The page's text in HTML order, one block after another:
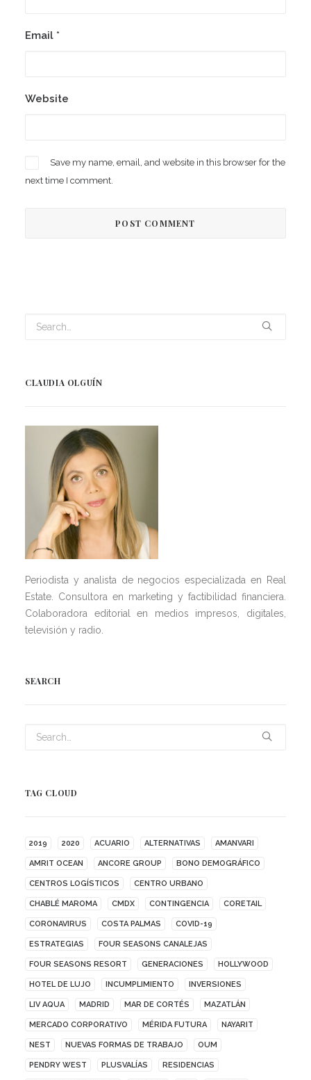
Email *
Website
Save my name, email, and website in this browser for the
next time I comment.
CLAUDIA OLGUÍN
Periodista y analista de negocios especializada en Real
Estate. Consultora en marketing y factibilidad financiera.
Colaboradora editorial en medios impresos, digitales,
televisión y radio.
SEARCH
TAG CLOUD
2019 2020 ACUARIO ALTERNATIVAS AMANVARI
AMRIT OCEAN ANCORE GROUP BONO DEMOGRÁFICO
CENTROS LOGÍSTICOS CENTRO URBANO
CHABLÉ MAROMA CMDX CONTINGENCIA CORETAIL
CORONAVIRUS COSTA PALMAS COVID-19
ESTRATEGIAS FOUR SEASONS CANALEJAS
FOUR SEASONS RESORT GENERACIONES HOLLYWOOD
HOTEL DE LUJO INCUMPLIMIENTO INVERSIONES
LIV AQUA MADRID MAR DE CORTÉS MAZATLÁN
MERCADO CORPORATIVO MÉRIDA FUTURA NAYARIT
NEST NUEVAS FORMAS DE TRABAJO OUM
PENDRY WEST PLUSVALÍAS RESIDENCIAS